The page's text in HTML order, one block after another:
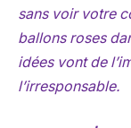
sans voir votre
ballons roses
idées vont de
l’irresponsable.